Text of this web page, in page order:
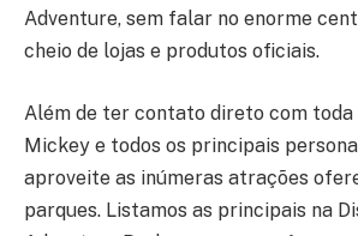
Adventure, sem falar no enorme
cheio de lojas e produtos oficiais.
Além de ter contato direto com toda
Mickey e todos os principais
aproveite as inúmeras atrações
parques. Listamos as principais na